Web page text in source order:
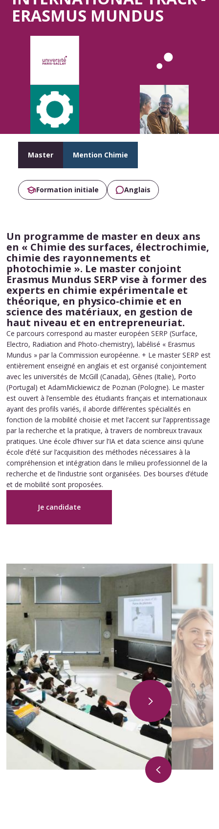
ERASMUS MUNDUS
Master Mention Chimie
Formation initiale Anglais
Un programme de master en deux ans
en « Chimie des surfaces, électrochimie,
chimie des rayonnements et
photochimie ». Le master conjoint
Erasmus Mundus SERP vise à former des
experts en chimie expérimentale et
théorique, en physico-chimie et en
science des matériaux, en gestion de
haut niveau et en entrepreneuriat.
Ce parcours correspond au master européen SERP (Surface,
Electro, Radiation and Photo-chemistry), labélisé « Erasmus
Mundus » par la Commission européenne. + Le master SERP est
entièrement enseigné en anglais et est organisé conjointement
avec les universités de McGill (Canada), Gênes (Italie), Porto
(Portugal) et AdamMickiewicz de Poznan (Pologne). Le master
est ouvert à l’ensemble des étudiants français et internationaux
ayant des profils variés, il aborde différentes spécialités en
fonction de la mobilité choisie et met l’accent sur l’apprentissage
par la recherche et la pratique, à travers de nombreux travaux
pratiques. Une école d’hiver sur l’IA et data science ainsi qu’une
école d’été sur l’acquisition des méthodes nécessaires à la
compréhension et intégration dans le milieu professionnel de la
recherche et de l’industrie sont organisées. Des bourses d’étude
et de mobilité sont proposées.
Je candidate